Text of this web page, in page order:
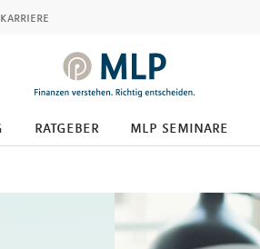
karriere
ratgeber mlp seminare